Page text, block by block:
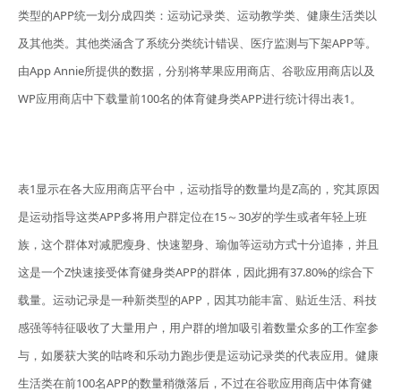
类型的APP统一划分成四类：运动记录类、运动教学类、健康生活类以
及其他类。其他类涵含了系统分类统计错误、医疗监测与下架APP等。
由App Annie所提供的数据，分别将苹果应用商店、谷歌应用商店以及
WP应用商店中下载量前100名的体育健身类APP进行统计得出表1。
表1显示在各大应用商店平台中，运动指导的数量均是Z高的，究其原因
是运动指导这类APP多将用户群定位在15～30岁的学生或者年轻上班
族，这个群体对减肥瘦身、快速塑身、瑜伽等运动方式十分追捧，并且
这是一个Z快速接受体育健身类APP的群体，因此拥有37.80%的综合下
载量。运动记录是一种新类型的APP，因其功能丰富、贴近生活、科技
感强等特征吸收了大量用户，用户群的增加吸引着数量众多的工作室参
与，如屡获大奖的咕咚和乐动力跑步便是运动记录类的代表应用。健康
生活类在前100名APP的数量稍微落后，不过在谷歌应用商店中体育健